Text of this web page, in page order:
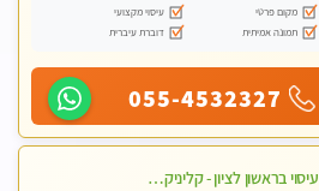
מקום פרטי
עיסוי מקצועי
תמונה אמיתית
דוברת עיברית
055-4532327
עיסוי בראשון לציון - קליניקה פרטית עיסוי קסום איכותי ומרגיע מידי זהב עיסוי שבדי קלאסי ורפלקסולוגיה שרות מקצועי טל- 052-4818650